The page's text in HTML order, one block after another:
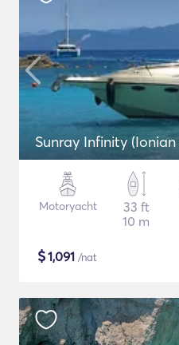
Sunray Infinity
Motoryacht
33 ft
10 m
$1,091 /nat